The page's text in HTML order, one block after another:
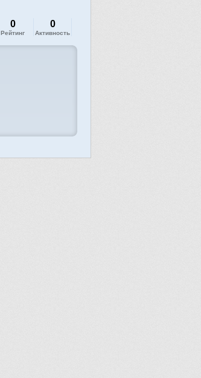
0
Рейтинг
0
Активность